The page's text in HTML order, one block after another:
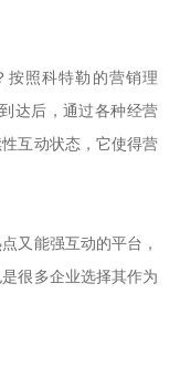
按照科特勒的营销理
达后，通过各种经营
互动状态，它使得营
又能强互动的平台，
很多企业选择其作为